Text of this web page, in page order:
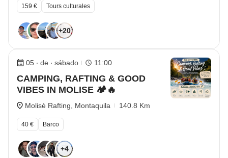
159 € Tours culturales
+20
05 ‧ de ‧ sábado 11:00
CAMPING, RAFTING & GOOD
VIBES IN MOLISE 🏕️🔥
Molisè Rafting, Montaquila 140.8 Km
40 € Barco
+4